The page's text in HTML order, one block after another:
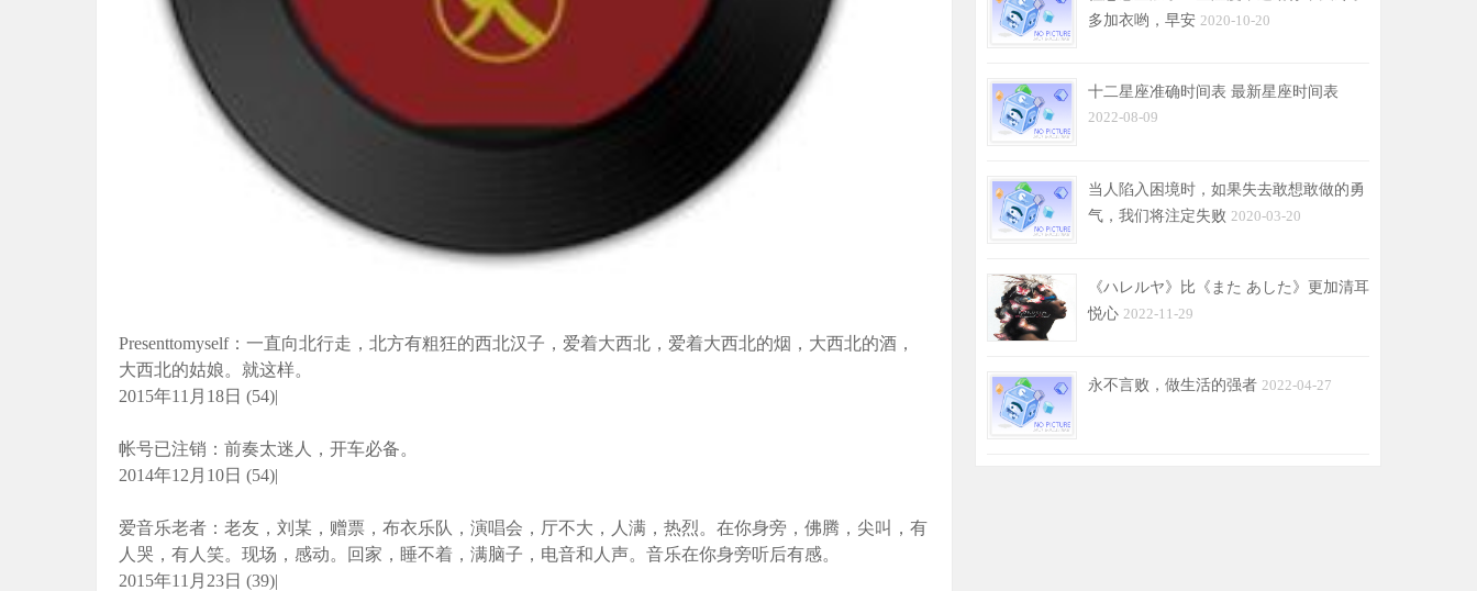
Presenttomyself：一直向北行走，北方有粗狂的西北汉子，爱着大西北，爱着大西北的烟，大西北的酒，
大西北的姑娘。就这样。
2015年11月18日 (54)|
帐号已注销：前奏太迷人，开车必备。
2014年12月10日 (54)|
爱音乐老者：老友，刘某，赠票，布衣乐队，演唱会，厅不大，人满，热烈。在你身旁，佛腾，尖叫，有
人哭，有人笑。现场，感动。回家，睡不着，满脑子，电音和人声。音乐在你身旁听后有感。
2015年11月23日 (39)|
多加衣哟，早安 2020-10-20
十二星座准确时间表 最新星座时间表
2022-08-09
当人陷入困境时，如果失去敢想敢做的勇
气，我们将注定失败 2020-03-20
《ハレルヤ》比《また あした》更加清耳
悦心 2022-11-29
永不言败，做生活的强者 2022-04-27